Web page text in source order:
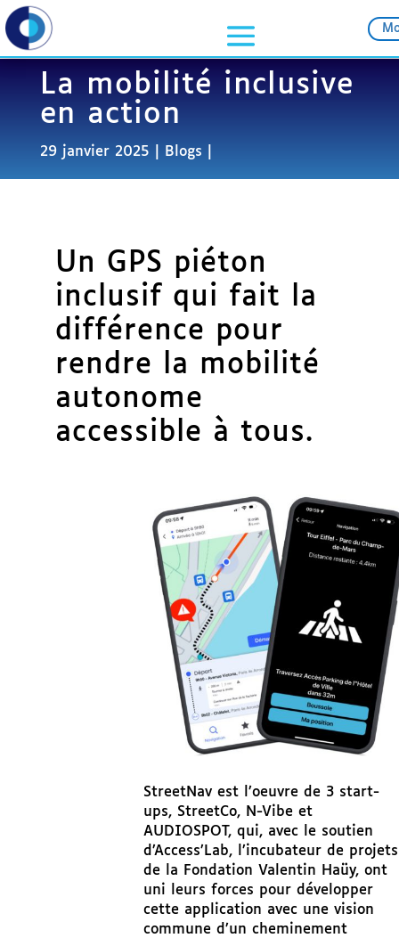
La mobilité inclusive
en action
29 janvier 2025 Blogs
Un GPS piéton
inclusif qui fait la
différence pour
rendre la mobilité
autonome
accessible à tous.
StreetNav est l’oeuvre de 3 start-
ups, StreetCo, N-Vibe et
AUDIOSPOT, qui, avec le soutien
d’Access’Lab, l’incubateur de projets
de la Fondation Valentin Haüy, ont
uni leurs forces pour développer
cette application avec une vision
commune d’un cheminement